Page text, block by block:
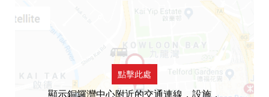
點擊此處
顯示銅鑼灣中心附近的交通連線，設施，